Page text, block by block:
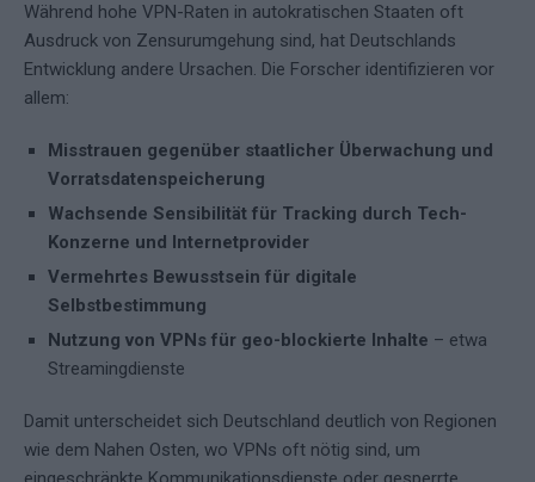
Während hohe VPN-Raten in autokratischen Staaten oft
Ausdruck von Zensurumgehung sind, hat Deutschlands
Entwicklung andere Ursachen. Die Forscher identifizieren vor
allem:
Misstrauen gegenüber staatlicher Überwachung und
Vorratsdatenspeicherung
Wachsende Sensibilität für Tracking durch Tech-
Konzerne und Internetprovider
Vermehrtes Bewusstsein für digitale
Selbstbestimmung
Nutzung von VPNs für geo-blockierte Inhalte – etwa
Streamingdienste
Damit unterscheidet sich Deutschland deutlich von Regionen
wie dem Nahen Osten, wo VPNs oft nötig sind, um